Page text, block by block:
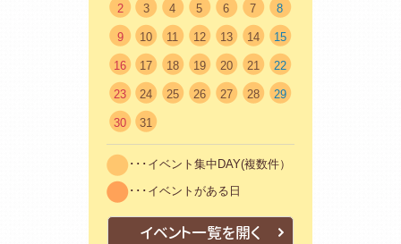
2 3 4 5 6 7 8
9 10 11 12 13 14 15
16 17 18 19 20 21 22
23 24 25 26 27 28 29
30 31
･･･イベント集中DAY(複数件）
･･･イベントがある日
イベント一覧を開く